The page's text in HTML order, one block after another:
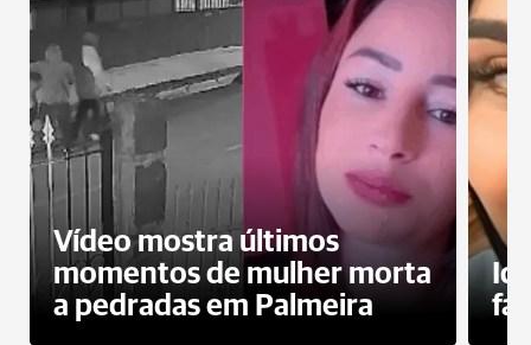
Vídeo mostra últimos
momentos de mulher morta
a pedradas em Palmeira